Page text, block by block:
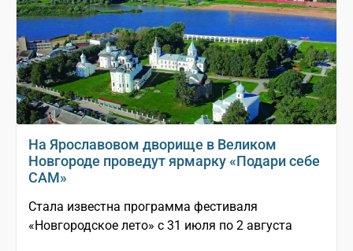
На Ярославовом дворище в Великом
Новгороде проведут ярмарку «Подари себе
САМ»
Стала известна программа фестиваля
«Новгородское лето» с 31 июля по 2 августа